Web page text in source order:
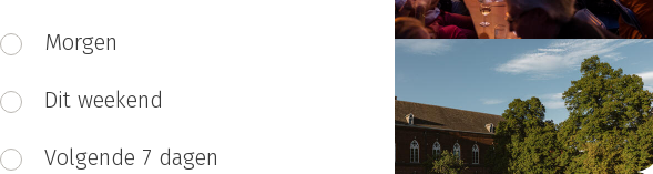
Morgen
Dit weekend
Volgende 7 dagen